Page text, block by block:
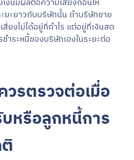
ยะยาวกับบริษัทนั้น ถ้าบริษัทขาย
สี่ยงไม่ได้อยู่ที่กำไร แต่อยู่ที่เงินสด
ำระหนี้ของบริษัทเองในระยะต่อ
ตรวจต่อเมื่อ
หรือลูกหนี้การ